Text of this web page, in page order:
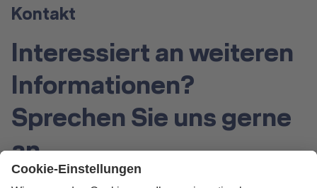
Kontakt
Interessiert an weiteren
Informationen?
Sprechen Sie uns gerne
an